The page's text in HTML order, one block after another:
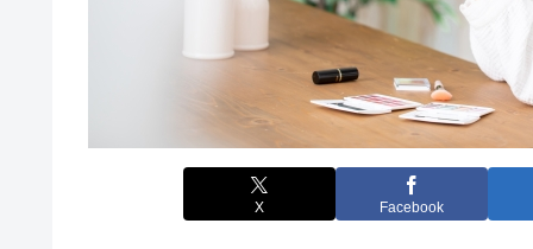
X Facebook